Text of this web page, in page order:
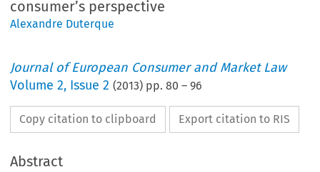
consumer’s perspective
Alexandre Duterque
Journal of European Consumer and Market Law
Volume2, Issue 2 (2013) pp.80 –96
Copy citation to clipboard Export citation to RIS
Abstract